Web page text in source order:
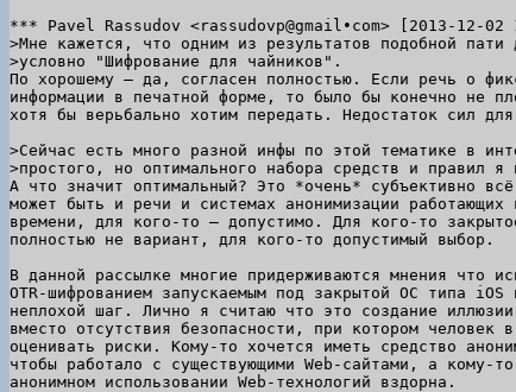
>Мне кажется, что одним из результатов подобной пати
По хорошему — да, согласен полностью. Если речь о
информации в печатной форме, то было бы конечно не
хотя бы верьбально хотим передать. Недостаток сил
>Сейчас есть много разной инфы по этой тематике в
А что значит оптимальный? Это *очень* субъективно
может быть и речи и системах анонимизации работающих
времени, для кого-то — допустимо. Для кого-то
полностью не вариант, для кого-то допустимый выбор.
В данной рассылке многие придерживаются мнения что
OTR-шифрованием запускаемым под закрытой ОС типа iOS
неплохой шаг. Лично я считаю что это создание иллюзии
вместо отсутствия безопасности, при котором человек
оценивать риски. Кому-то хочется иметь средство
чтобы работало с существующими Web-сайтами, а кому-
анонимном использовании Web-технологий вздорна.